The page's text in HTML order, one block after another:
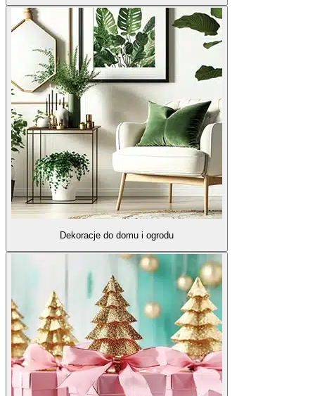
Dekoracje do domu i ogrodu